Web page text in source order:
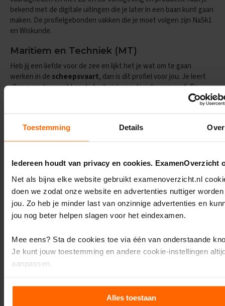
Toestemming Details Over
Iedereen houdt van privacy en cookies. ExamenOverzicht
Net als bijna elke website gebruikt examenoverzicht.nl
doen we zodat onze website en advertenties nuttiger
jou. Zo heb je minder last van onzinnige advertenties en
jou nog beter helpen slagen voor het eindexamen.
Mee eens? Sta de cookies toe via één van onderstaande
Je kunt jouw toestemming en andere cookie-instellingen
aanpassen.
Wil je meer weten en heb je zin om de kleine lettertjes in te
Klik dan op het kopje ‘Details’.Alles toestaan
n
e
x
a
e
s
s
h
p
j
k
u
n
E
x
bekend met de digitale uitingen die je later in een baan kunt gaan
maken. De profielgebonden vakken die je moet volgen zijn NaSk1
en Wiskunde.
Maritiem en Techniek (MT)
Heb jij een liefde voor de zee en lijkt het je wat om te gaan
werken in de scheepsvaart, dan is dit profiel voor jou. Je leert
alles over de wereld en de techniek van de scheepsvaart. De
Overzicht van profielvakken
Per VMBO profiel zijn er dus verplichte vakken die je altijd moet
volgen en bij sommige profielen moet je een keuze maken welke
vakken je nog meer wilt volgen. Zie hieronder een overzicht.
Verplichte
profielvakken